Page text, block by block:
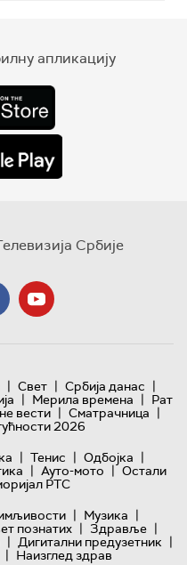
апликацију
Србије
| Свет | Србија данас |
| Мерила времена | Рат
вести | Сматрачница |
2026
| Тенис | Одбојка |
| Ауто-мото | Остали
РТС
| Музика |
познатих | Здравље |
| Дигитални предузетник |
| Наизглед здрав